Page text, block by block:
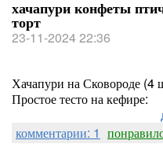
хачапури конфеты
торт
23-11-2024 22:36
Хачапури на Сковороде (4
Простое тесто на кефире:
комментарии: 1